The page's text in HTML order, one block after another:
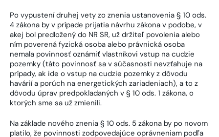
Po vypustení druhej vety zo znenia ustanovenia § 10 ods.
4 zákona by v prípade prijatia návrhu zákona v podobe, v
akej bol predložený do NR SR, už držiteľ povolenia alebo
ním poverená fyzická osoba alebo právnická osoba
nemala povinnosť oznámiť vlastníkovi vstup na cudzie
pozemky (táto povinnosť sa v súčasnosti nevzťahuje na
prípady, ak ide o vstup na cudzie pozemky z dôvodu
havárií a porúch na energetických zariadeniach), a to z
dôvodu úprav predpokladaných v § 10 ods. 1 zákona, o
ktorých sme sa už zmienili.
Na základe nového znenia § 10 ods. 5 zákona by po novom
platilo, že povinnosti zodpovedajúce oprávneniam podľa